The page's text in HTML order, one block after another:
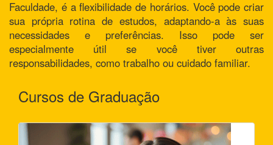
Faculdade, é a flexibilidade de horários. Você pode criar
sua própria rotina de estudos, adaptando-a às suas
necessidades e preferências. Isso pode ser
especialmente útil se você tiver outras
responsabilidades, como trabalho ou cuidado familiar.
Cursos de Graduação